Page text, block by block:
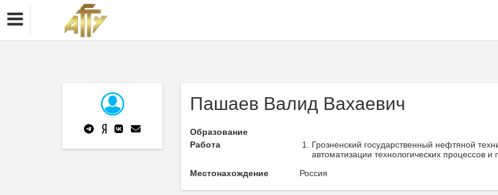
Пашаев Валид Вахаевич
Образование
Работа
Грозненский государственный нефтяной
автоматизации технологических процессов и
Местонахождение
Россия